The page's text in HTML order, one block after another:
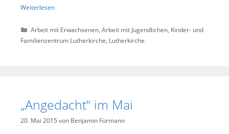
Weiterlesen
Kategorien
Arbeit mit Erwachsenen,Arbeit mit Jugendlichen, Kinder- und
Familienzentrum Lutherkirche, Lutherkirche
„Angedacht“ im Mai
20. Mai 2015 von Benjamin Fürmann